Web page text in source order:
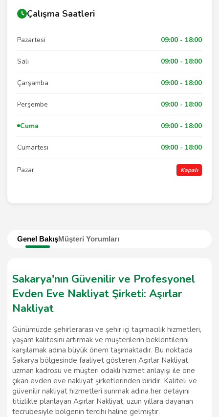
Genel BakışMüşteri Yorumları
Sakarya'nın Güvenilir ve Profesyonel
Evden Eve Nakliyat Şirketi: Aşırlar
Nakliyat
Günümüzde şehirlerarası ve şehir içi taşımacılık hizmetleri,
yaşam kalitesini artırmak ve müşterilerin beklentilerini
karşılamak adına büyük önem taşımaktadır. Bu noktada
Sakarya bölgesinde faaliyet gösteren Aşırlar Nakliyat,
uzman kadrosu ve müşteri odaklı hizmet anlayışı ile öne
çıkan evden eve nakliyat şirketlerinden biridir. Kaliteli ve
güvenilir nakliyat hizmetleri sunmak adına her detayını
titizlikle planlayan Aşırlar Nakliyat, uzun yıllara dayanan
tecrübesiyle bölgenin tercihi haline gelmiştir.
Çalışma Saatleri
Pazartesi 09:00 - 18:00
Salı 09:00 - 18:00
Çarşamba 09:00 - 18:00
Perşembe 09:00 - 18:00
Cuma 09:00 - 18:00
Cumartesi 09:00 - 18:00
Pazar Kapalı